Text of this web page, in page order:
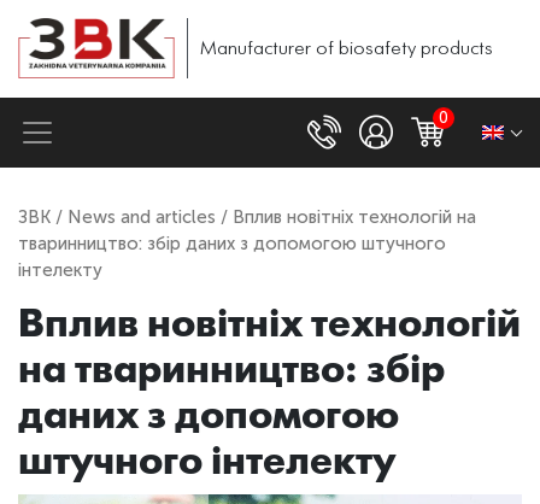
Manufacturer of biosafety products
0
ЗВК / News and articles / Вплив новітніх технологій на
тваринництво: збір даних з допомогою штучного
інтелекту
Вплив новітніх технологій
на тваринництво: збір
даних з допомогою
штучного інтелекту